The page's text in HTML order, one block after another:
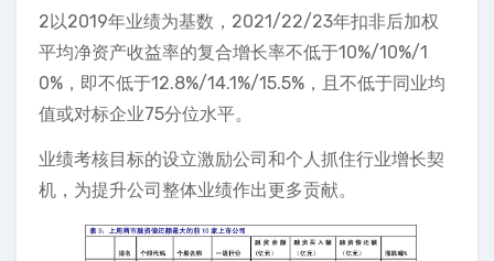
2以2019年业绩为基数，2021/22/23年扣非后加权
平均净资产收益率的复合增长率不低于10%/10%/1
0%，即不低于12.8%/14.1%/15.5%，且不低于同业均
值或对标企业75分位水平。
业绩考核目标的设立激励公司和个人抓住行业增长契
机，为提升公司整体业绩作出更多贡献。